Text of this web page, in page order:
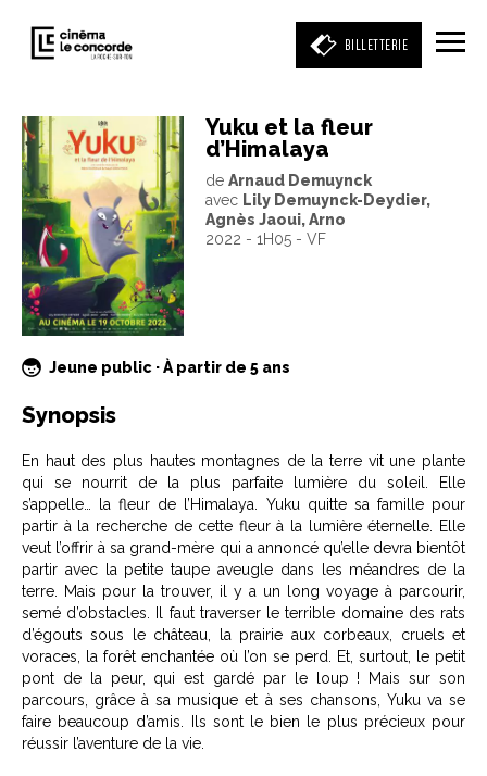
BILLETTERIE
Entrez votre mot clé
(film, réalisateur, acteur, événement)
Yuku et la fleur
d’Himalaya
de Arnaud Demuynck
avec Lily Demuynck-Deydier,
Agnès Jaoui, Arno
2022 - 1H05 - VF
Jeune public · À partir de 5 ans
Synopsis
En haut des plus hautes montagnes de la terre vit une plante
qui se nourrit de la plus parfaite lumière du soleil. Elle
s’appelle… la fleur de l’Himalaya. Yuku quitte sa famille pour
partir à la recherche de cette fleur à la lumière éternelle. Elle
veut l’offrir à sa grand-mère qui a annoncé qu’elle devra bientôt
partir avec la petite taupe aveugle dans les méandres de la
terre. Mais pour la trouver, il y a un long voyage à parcourir,
semé d’obstacles. Il faut traverser le terrible domaine des rats
d’égouts sous le château, la prairie aux corbeaux, cruels et
voraces, la forêt enchantée où l’on se perd. Et, surtout, le petit
pont de la peur, qui est gardé par le loup ! Mais sur son
parcours, grâce à sa musique et à ses chansons, Yuku va se
faire beaucoup d’amis. Ils sont le bien le plus précieux pour
réussir l’aventure de la vie.